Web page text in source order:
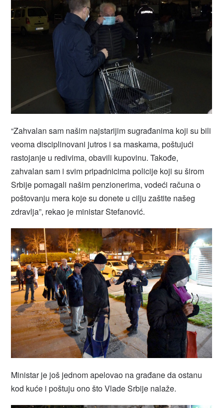
“Zahvalan sam našim najstarijim sugrađanima koji su bili
veoma disciplinovani jutros i sa maskama, poštujući
rastojanje u redivima, obavili kupovinu. Takođe,
zahvalan sam i svim pripadnicima policije koji su širom
Srbije pomagali našim penzionerima, vodeći računa o
poštovanju mera koje su donete u cilju zaštite našeg
zdravlja”, rekao je ministar Stefanović.
Ministar je još jednom apelovao na građane da ostanu
kod kuće i poštuju ono što Vlade Srbije nalaže.